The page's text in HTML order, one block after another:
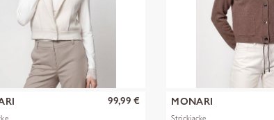
99,99 € MONARI
Strickjacke